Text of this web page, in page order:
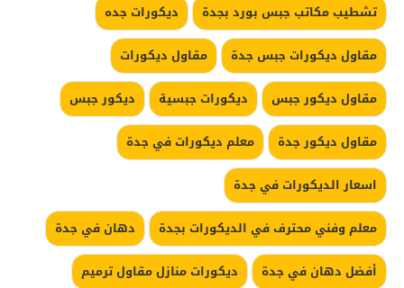
تشطيب مكاتب جبس بورد بجدة
ديكورات جده
مقاول ديكورات جبس جدة
مقاول ديكورات
مقاول ديكور جبس
ديكورات جبسية
ديكور جبس
مقاول ديكور جدة
معلم ديكورات في جدة
اسعار الديكورات في جدة
معلم وفني محترف في الديكورات بجدة
دهان في جدة
أفضل دهان في جدة
ديكورات منازل مقاول ترميم